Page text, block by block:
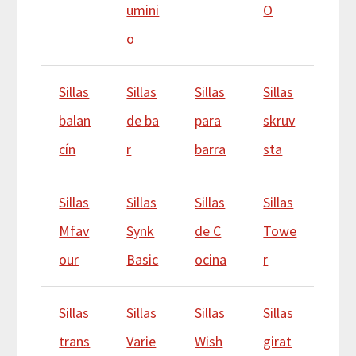
umini
o
O
Sillas
balan
cín
Sillas
de ba
r
Sillas
para
barra
Sillas
skruv
sta
Sillas
Mfav
our
Sillas
Synk
Basic
Sillas
de C
ocina
Sillas
Towe
r
Sillas
trans
Sillas
Varie
Sillas
Wish
Sillas
girat